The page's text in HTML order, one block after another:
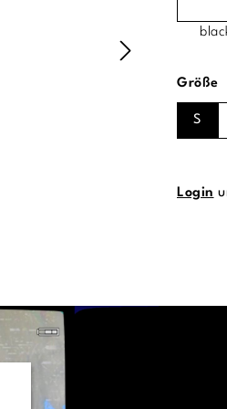
Größe
S
Login